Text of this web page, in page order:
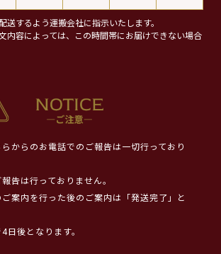
送するよう運搬会社に指示いたします。
内容によっては、この時間帯にお届けできない場合
らからのお電話でのご報告は一切行っており
告は行っておりません。
ご案内を行った後のご案内は「発送完了」と
日後となります。